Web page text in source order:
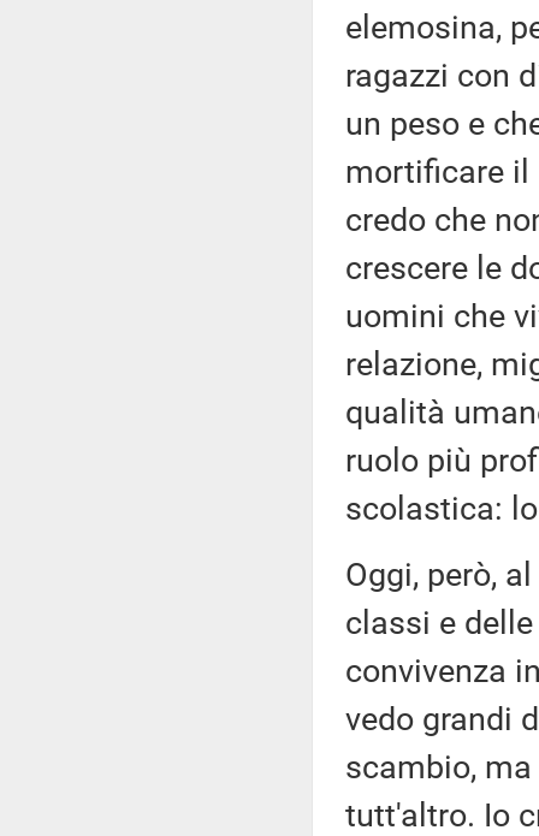
elemosina,
ragazzi con
un peso e
mortificare il
credo che
crescere le
uomini che
relazione,
qualità
ruolo più
scolastica:
Oggi, però,
classi e
convivenza
vedo grandi
scambio,
tutt'altro. Io